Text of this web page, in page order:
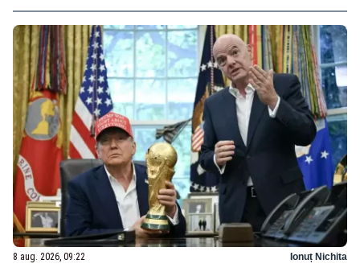
8 aug. 2026, 09:22 Ionuț Nichita